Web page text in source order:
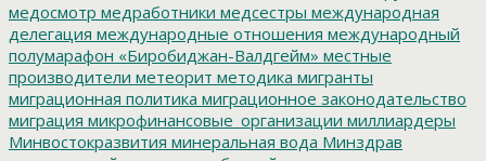
медосмотр медработники медсестры международная
делегация международные отношения международный
полумарафон «Биробиджан-Валдгейм» местные
производители метеорит методика мигранты
миграционная политика миграционное законодательство
миграция микрофинансовые_организации миллиардеры
Минвостокразвития минеральная вода Минздрав